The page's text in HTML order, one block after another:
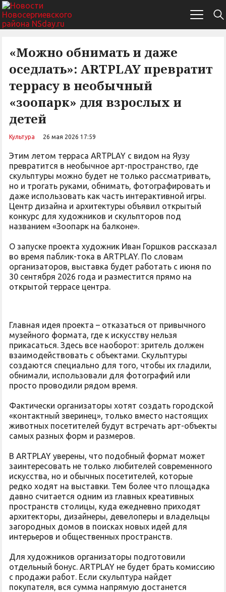
«Можно обнимать и даже
оседлать»: ARTPLAY превратит
террасу в необычный
«зоопарк» для взрослых и
детей
Культура 26 мая 2026 17:59
Этим летом терраса ARTPLAY с видом на Яузу
превратится в необычное арт-пространство, где
скульптуры можно будет не только рассматривать,
но и трогать руками, обнимать, фотографировать и
даже использовать как часть интерактивной игры.
Центр дизайна и архитектуры объявил открытый
конкурс для художников и скульпторов под
названием «Зоопарк на балконе».
О запуске проекта художник Иван Горшков рассказал
во время паблик-тока в ARTPLAY. По словам
организаторов, выставка будет работать с июня по
30 сентября 2026 года и разместится прямо на
открытой террасе центра.
Главная идея проекта – отказаться от привычного
музейного формата, где к искусству нельзя
прикасаться. Здесь все наоборот: зритель должен
взаимодействовать с объектами. Скульптуры
создаются специально для того, чтобы их гладили,
обнимали, использовали для фотографий или
просто проводили рядом время.
Фактически организаторы хотят создать городской
«контактный зверинец», только вместо настоящих
животных посетителей будут встречать арт-объекты
самых разных форм и размеров.
В ARTPLAY уверены, что подобный формат может
заинтересовать не только любителей современного
искусства, но и обычных посетителей, которые
редко ходят на выставки. Тем более что площадка
давно считается одним из главных креативных
пространств столицы, куда ежедневно приходят
архитекторы, дизайнеры, девелоперы и владельцы
загородных домов в поисках новых идей для
интерьеров и общественных пространств.
Для художников организаторы подготовили
отдельный бонус. ARTPLAY не будет брать комиссию
с продажи работ. Если скульптура найдет
покупателя, вся сумма напрямую достанется